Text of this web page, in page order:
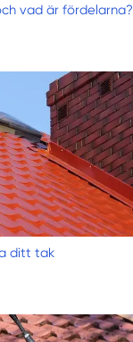
vad är fördelarna?
ditt tak